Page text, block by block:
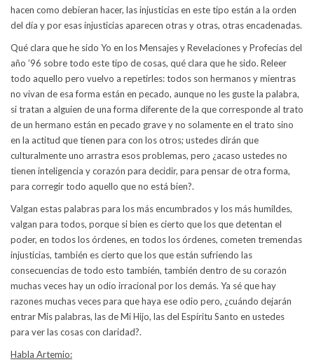
hacen como debieran hacer, las injusticias en este tipo están a la orden
del día y por esas injusticias aparecen otras y otras, otras encadenadas.
Qué clara que he sido Yo en los Mensajes y Revelaciones y Profecías del
año ’96 sobre todo este tipo de cosas, qué clara que he sido. Releer
todo aquello pero vuelvo a repetirles: todos son hermanos y mientras
no vivan de esa forma están en pecado, aunque no les guste la palabra,
si tratan a alguien de una forma diferente de la que corresponde al trato
de un hermano están en pecado grave y no solamente en el trato sino
en la actitud que tienen para con los otros; ustedes dirán que
culturalmente uno arrastra esos problemas, pero ¿acaso ustedes no
tienen inteligencia y corazón para decidir, para pensar de otra forma,
para corregir todo aquello que no está bien?.
Valgan estas palabras para los más encumbrados y los más humildes,
valgan para todos, porque si bien es cierto que los que detentan el
poder, en todos los órdenes, en todos los órdenes, cometen tremendas
injusticias, también es cierto que los que están sufriendo las
consecuencias de todo esto también, también dentro de su corazón
muchas veces hay un odio irracional por los demás. Ya sé que hay
razones muchas veces para que haya ese odio pero, ¿cuándo dejarán
entrar Mis palabras, las de Mi Hijo, las del Espíritu Santo en ustedes
para ver las cosas con claridad?.
Habla Artemio: